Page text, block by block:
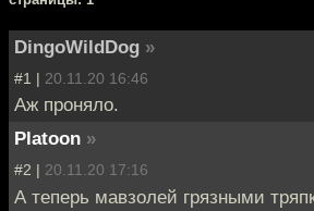
DingoWildDog »
#1 | 20.11.20 16:46
Аж проняло.
Platoon »
#2 | 20.11.20 17:16
А теперь мавзолей грязными